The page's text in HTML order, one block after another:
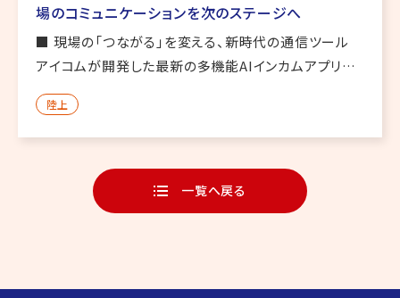
場のコミュニケーションを次のステージへ
■ 現場の「つながる」を変える、新時代の通信ツール
アイコムが開発した最新の多機能AIインカムアプリ
「ICOM CONNECT」 は、業務現場のコミュニケーショ
ンを革新するツールです。従来のトランシーバーだけで
なく、A […]
陸上
一覧へ戻る